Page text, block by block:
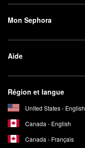
Mon Sephora
Aide
Région et langue
United States - English
Canada - English
Canada - Français